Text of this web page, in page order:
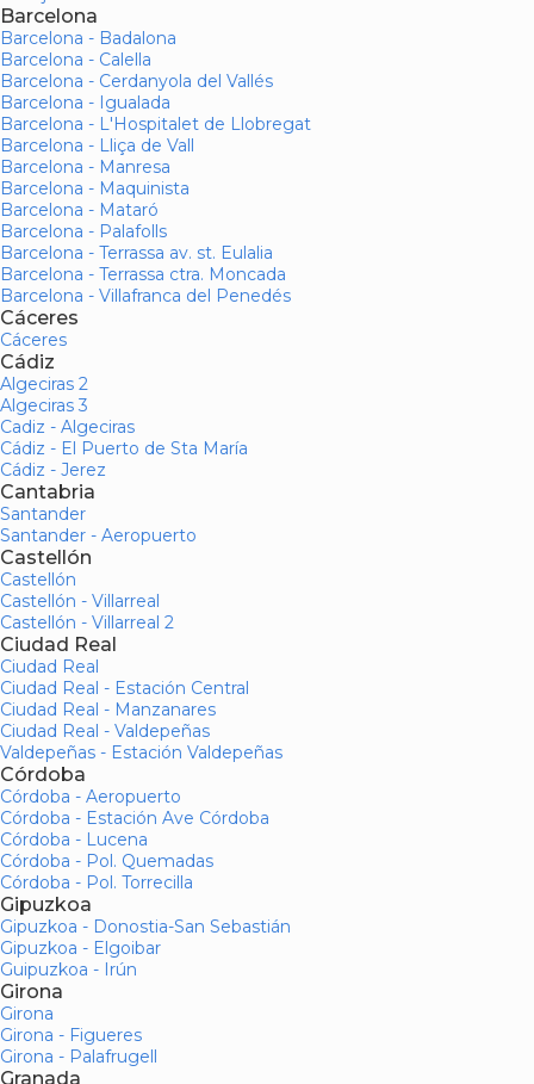
Barcelona
Barcelona - Badalona
Barcelona - Calella
Barcelona - Cerdanyola del Vallés
Barcelona - Igualada
Barcelona - L'Hospitalet de Llobregat
Barcelona - Lliça de Vall
Barcelona - Manresa
Barcelona - Maquinista
Barcelona - Mataró
Barcelona - Palafolls
Barcelona - Terrassa av. st. Eulalia
Barcelona - Terrassa ctra. Moncada
Barcelona - Villafranca del Penedés
Cáceres
Cáceres
Cádiz
Algeciras 2
Algeciras 3
Cadiz - Algeciras
Cádiz - El Puerto de Sta María
Cádiz - Jerez
Cantabria
Santander
Santander - Aeropuerto
Castellón
Castellón
Castellón - Villarreal
Castellón - Villarreal 2
Ciudad Real
Ciudad Real
Ciudad Real - Estación Central
Ciudad Real - Manzanares
Ciudad Real - Valdepeñas
Valdepeñas - Estación Valdepeñas
Córdoba
Córdoba - Aeropuerto
Córdoba - Estación Ave Córdoba
Córdoba - Lucena
Córdoba - Pol. Quemadas
Córdoba - Pol. Torrecilla
Gipuzkoa
Gipuzkoa - Donostia-San Sebastián
Gipuzkoa - Elgoibar
Guipuzkoa - Irún
Girona
Girona
Girona - Figueres
Girona - Palafrugell
Granada